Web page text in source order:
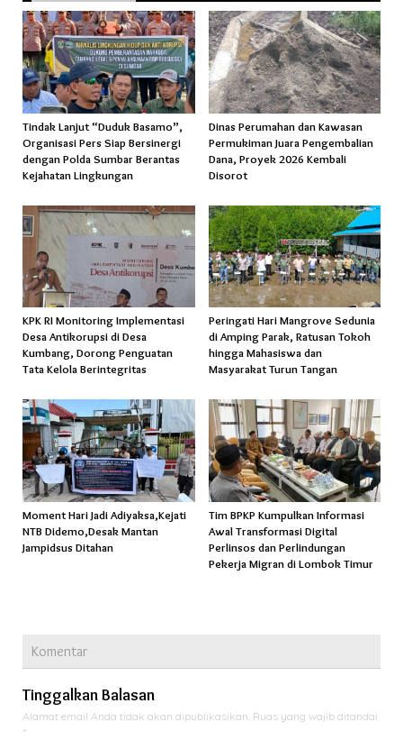
Tindak Lanjut “Duduk Basamo”,
Organisasi Pers Siap Bersinergi
dengan Polda Sumbar Berantas
Kejahatan Lingkungan
Dinas Perumahan dan Kawasan
Permukiman Juara Pengembalian
Dana, Proyek 2026 Kembali
Disorot
KPK RI Monitoring Implementasi
Desa Antikorupsi di Desa
Kumbang, Dorong Penguatan
Tata Kelola Berintegritas
Peringati Hari Mangrove Sedunia
di Amping Parak, Ratusan Tokoh
hingga Mahasiswa dan
Masyarakat Turun Tangan
Moment Hari Jadi Adiyaksa,Kejati
NTB Didemo,Desak Mantan
Jampidsus Ditahan
Tim BPKP Kumpulkan Informasi
Awal Transformasi Digital
Perlinsos dan Perlindungan
Pekerja Migran di Lombok Timur
Komentar
Tinggalkan Balasan
Alamat email Anda tidak akan dipublikasikan. Ruas yang wajib ditandai
*